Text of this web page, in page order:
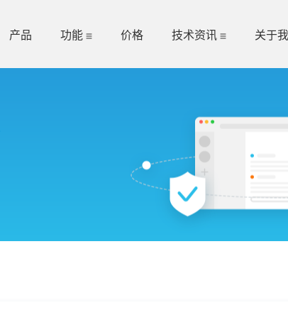
产品 功能 价格 技术资讯 关于我